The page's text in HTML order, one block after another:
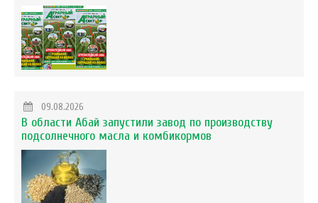
09.08.2026
В области Абай запустили завод по производству
подсолнечного масла и комбикормов